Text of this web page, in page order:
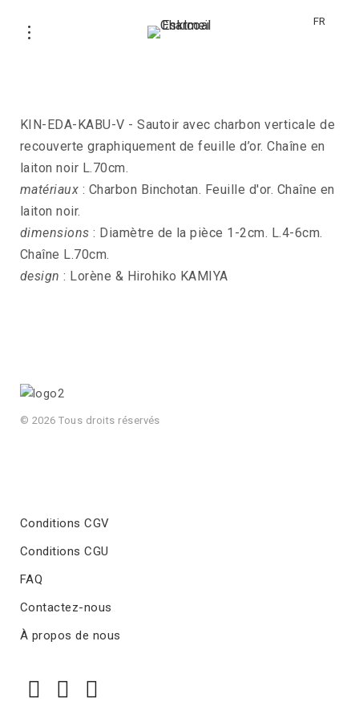
FR
KIN-EDA-KABU-V - Sautoir avec charbon verticale de
recouverte graphiquement de feuille d’or. Chaîne en
laiton noir L.70cm.
matériaux : Charbon Binchotan. Feuille d'or. Chaîne en
laiton noir.
dimensions : Diamètre de la pièce 1-2cm. L.4-6cm.
Chaîne L.70cm.
design : Lorène & Hirohiko KAMIYA
© 2026 Tous droits réservés
Conditions CGV
Conditions CGU
FAQ
Contactez-nous
À propos de nous